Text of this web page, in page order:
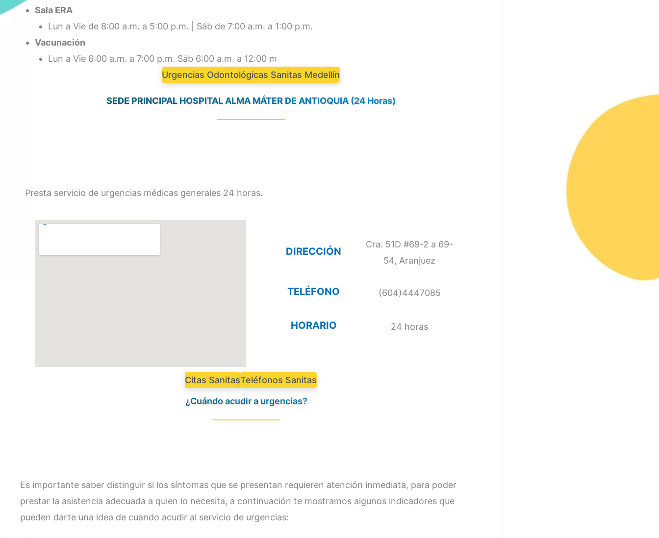
Sala ERA
Lun a Vie de 8:00 a.m. a 5:00 p.m. | Sáb de 7:00 a.m. a 1:00 p.m.
Vacunación
Lun a Vie 6:00 a.m. a 7:00 p.m. Sáb 6:00 a.m. a 12:00 m
Urgencias Odontológicas Sanitas Medellín
SEDE PRINCIPAL HOSPITAL ALMA MÁTER DE ANTIOQUIA (24 Horas)
Presta servicio de urgencias médicas generales 24 horas.
DIRECCIÓN
Cra. 51D #69-2 a 69-
54, Aranjuez
TELÉFONO (604)4447085
HORARIO 24 horas
Citas SanitasTeléfonos Sanitas
¿Cuándo acudir a urgencias?
Es importante saber distinguir si los síntomas que se presentan requieren atención inmediata, para poder
prestar la asistencia adecuada a quien lo necesita, a continuación te mostramos algunos indicadores que
pueden darte una idea de cuando acudir al servicio de urgencias: